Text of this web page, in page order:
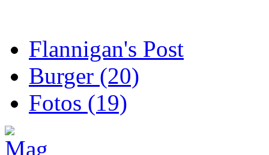
Flannigan's Post
Burger (20)
Fotos (19)